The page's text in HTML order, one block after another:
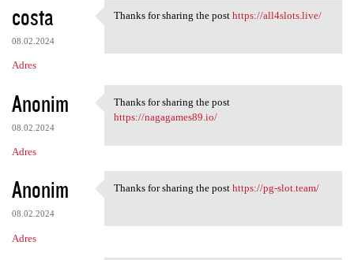
costa
08.02.2024
Adres
Thanks for sharing the post
Thanks for sharing the post https://all4slots.live/
Anonim
08.02.2024
Adres
Thanks for sharing the post
Thanks for sharing the post
https://nagagames89.io/
Anonim
08.02.2024
Adres
Thanks for sharing the post
Thanks for sharing the post https://pg-slot.team/